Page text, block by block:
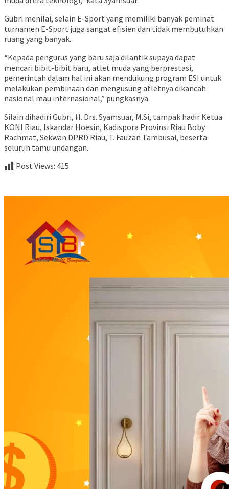
Gubri menilai, selain E-Sport yang memiliki banyak peminat
turnamen E-Sport juga sangat efisien dan tidak membutuhkan
ruang yang banyak.
“Kepada pengurus yang baru saja dilantik supaya dapat
mencari bibit-bibit baru, atlet muda yang berprestasi,
pemerintah dalam hal ini akan mendukung program ESI untuk
melakukan pembinaan dan mengusung atletnya dikancah
nasional mau internasional,” pungkasnya.
Silain dihadiri Gubri, H. Drs. Syamsuar, M.Si, tampak hadir Ketua
KONI Riau, Iskandar Hoesin, Kadispora Provinsi Riau Boby
Rachmat, Sekwan DPRD Riau, T. Fauzan Tambusai, beserta
seluruh tamu undangan.
Post Views: 415